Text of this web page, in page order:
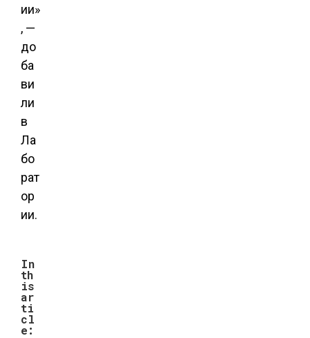
ии»
, —
до
ба
ви
ли
в
Ла
бо
рат
ор
ии.
In
th
is
ar
ti
cl
e: